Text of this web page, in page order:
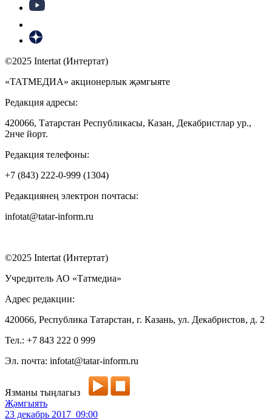
©2025 Intertat (Интертат)
«ТАТМЕДИА» акционерлык җәмгыяте
Редакция адресы:
420066, Татарстан Республикасы, Казан, Декабристлар ур.,
2нче йорт.
Редакция телефоны:
+7 (843) 222-0-999 (1304)
Редакциянең электрон почтасы:
infotat@tatar-inform.ru
©2025 Intertat (Интертат)
Учредитель АО «Татмедиа»
Адрес редакции:
420066, Республика Татарстан, г. Казань, ул. Декабристов, д. 2
Тел.: +7 843 222 0 999
Эл. почта: infotat@tatar-inform.ru
Язманы тыңлагыз
Җәмгыять
23 декабрь 2017 09:00